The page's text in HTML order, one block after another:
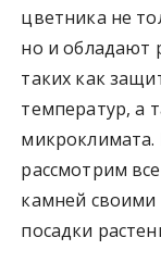
цветника не
но и обладают
таких как
температур, а
микроклимата.
рассмотрим
камней
посадки